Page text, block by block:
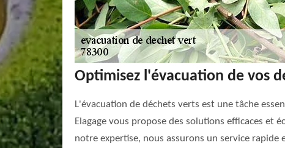
Optimisez l'évacuation de vos
L'évacuation de déchets verts est une tâche
Elagage vous propose des solutions efficaces et
notre expertise, nous assurons un service